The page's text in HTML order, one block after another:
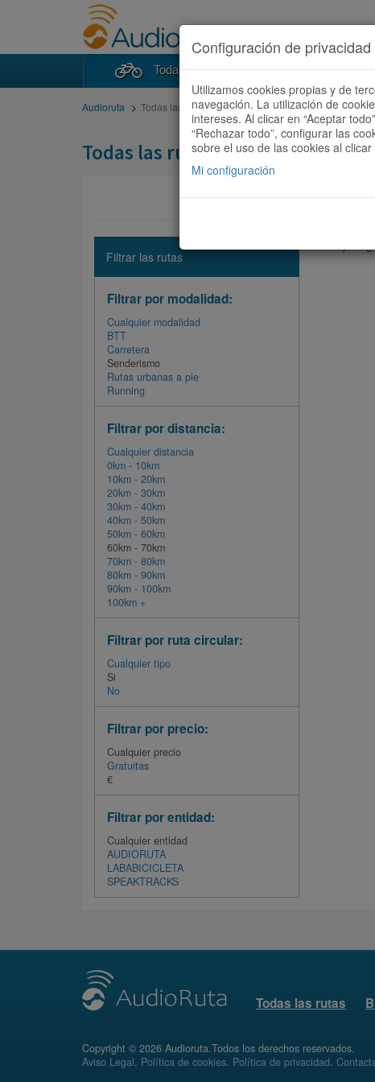
Todas las rutas
Audioruta Todas las rutas
Todas las rutas
Filtrar las rutas
Filtrar por modalidad:
Cualquier modalidad
BTT
Carretera
Senderismo
Rutas urbanas a pie
Running
Filtrar por distancia:
Cualquier distancia
0km - 10km
10km - 20km
20km - 30km
30km - 40km
40km - 50km
50km - 60km
60km - 70km
70km - 80km
80km - 90km
90km - 100km
100km +
Filtrar por ruta circular:
Cualquier tipo
Si
No
Filtrar por precio:
Cualquier precio
Gratuitas
€
Filtrar por entidad:
Cualquier entidad
AUDIORUTA
LABABICICLETA
SPEAKTRACKS
Todas las rutas
Copyright © 2026 Audioruta.Todos los derechos reservados.
Aviso Legal. Política de cookies. Política de privacidad.
Configuración de privacidad
Utilizamos cookies propias y de
navegación. La utilización de
intereses. Al clicar en “Aceptar
“Rechazar todo”, configurar las
sobre el uso de las cookies al
Mi configuración